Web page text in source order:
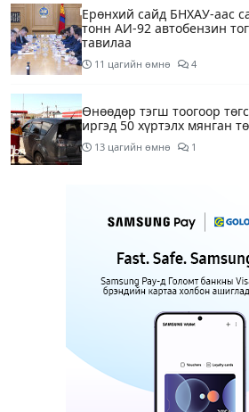
Ерөнхий сайд БНХАУ-аас
тонн АИ-92 автобензин
тавилаа
11 цагийн өмнө 4
Өнөөдөр тэгш тоогоор
иргэд 50 хүртэлх мянган
13 цагийн өмнө 1
Өнөөдөр” Аавуудын баяр”-
14 цагийн өмнө
Улаанбаатарт 31 хэм
16 цагийн өмнө
МАРГААШ: Улаанбаатарт